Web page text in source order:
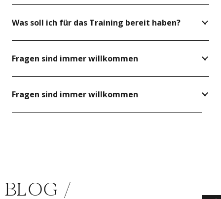
Was soll ich für das Training bereit haben?
Fragen sind immer willkommen
Fragen sind immer willkommen
BLOG /